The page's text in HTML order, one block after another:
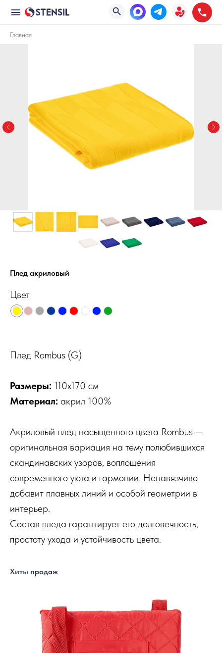
Главная
Плед акриловый
Цвет
Плед Rombus (G)
Размеры: 110x170 см
Материал: акрил 100%
Акриловый плед насыщенного цвета Rombus —
оригинальная вариация на тему полюбившихся
скандинавских узоров, воплощения
современного уюта и гармонии. Ненавязчиво
добавит плавных линий и особой геометрии в
интерьер.
Состав пледа гарантирует его долговечность,
простоту ухода и устойчивость цвета.
Хиты продаж